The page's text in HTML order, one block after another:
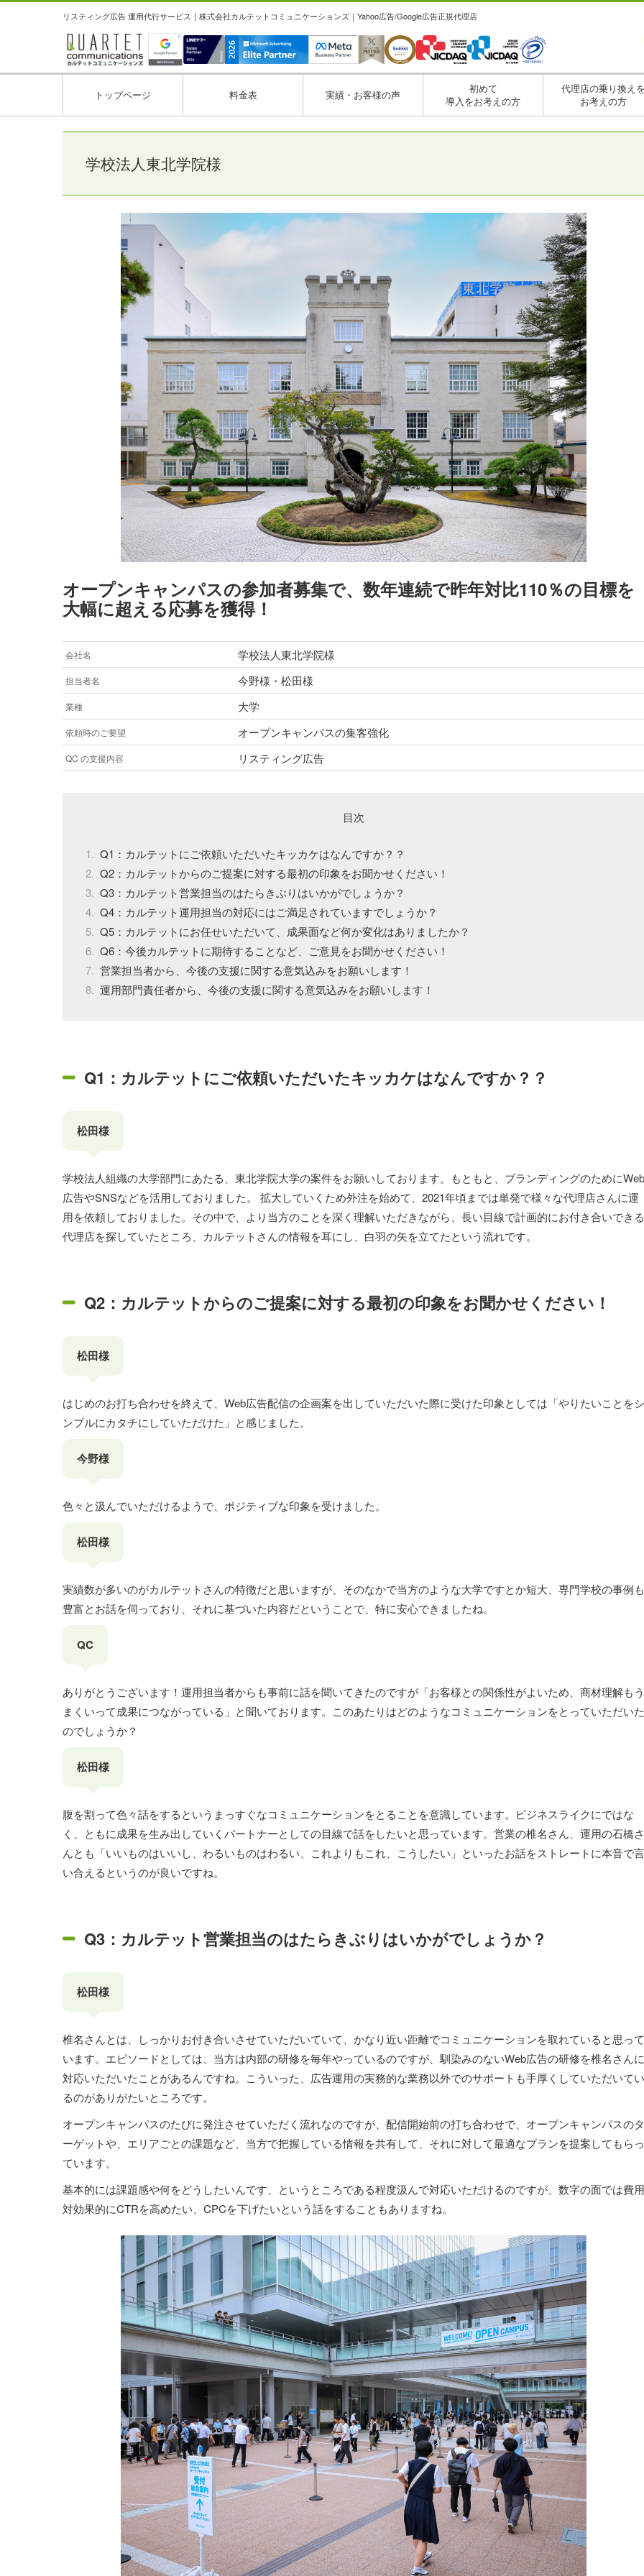
リスティング広告 運用代行サービス｜株式会社カルテットコミュニケーションズ｜Yahoo広告/Google広告正規代理店
トップページ 料金表 実績・お客様の声
初めて
導入をお考えの方
代理店の乗り換え
お考えの方
学校法人東北学院様
オープンキャンパスの参加者募集で、数年連続で昨年対比110％の目標を
大幅に超える応募を獲得！
会社名 学校法人東北学院様
担当者名 今野様・松田様
業種 大学
依頼時のご要望 オープンキャンパスの集客強化
QC の支援内容 リスティング広告
目次
Q1：カルテットにご依頼いただいたキッカケはなんですか？？
Q2：カルテットからのご提案に対する最初の印象をお聞かせください！
Q3：カルテット営業担当のはたらきぶりはいかがでしょうか？
Q4：カルテット運用担当の対応にはご満足されていますでしょうか？
Q5：カルテットにお任せいただいて、成果面など何か変化はありましたか？
Q6：今後カルテットに期待することなど、ご意見をお聞かせください！
営業担当者から、今後の支援に関する意気込みをお願いします！
運用部門責任者から、今後の支援に関する意気込みをお願いします！
Q1：カルテットにご依頼いただいたキッカケはなんですか？？
松田様
学校法人組織の大学部門にあたる、東北学院大学の案件をお願いしております。もともと、ブランディングのためにWeb
広告やSNSなどを活用しておりました。 拡大していくため外注を始めて、2021年頃までは単発で様々な代理店さんに運
用を依頼しておりました。その中で、より当方のことを深く理解いただきながら、長い目線で計画的にお付き合いできる
代理店を探していたところ、カルテットさんの情報を耳にし、白羽の矢を立てたという流れです。
Q2：カルテットからのご提案に対する最初の印象をお聞かせください！
松田様
はじめのお打ち合わせを終えて、Web広告配信の企画案を出していただいた際に受けた印象としては「やりたいことをシ
ンプルにカタチにしていただけた」と感じました。
今野様
色々と汲んでいただけるようで、ポジティブな印象を受けました。
松田様
実績数が多いのがカルテットさんの特徴だと思いますが、そのなかで当方のような大学ですとか短大、専門学校の事例も
豊富とお話を伺っており、それに基づいた内容だということで、特に安心できましたね。
QC
ありがとうございます！運用担当者からも事前に話を聞いてきたのですが「お客様との関係性がよいため、商材理解もう
まくいって成果につながっている」と聞いております。このあたりはどのようなコミュニケーションをとっていただいた
のでしょうか？
松田様
腹を割って色々話をするというまっすぐなコミュニケーションをとることを意識しています。ビジネスライクにではな
く、ともに成果を生み出していくパートナーとしての目線で話をしたいと思っています。営業の椎名さん、運用の石橋さ
んとも「いいものはいいし、わるいものはわるい、これよりもこれ、こうしたい」といったお話をストレートに本音で言
い合えるというのが良いですね。
Q3：カルテット営業担当のはたらきぶりはいかがでしょうか？
松田様
椎名さんとは、しっかりお付き合いさせていただいていて、かなり近い距離でコミュニケーションを取れていると思って
います。エピソードとしては、当方は内部の研修を毎年やっているのですが、馴染みのないWeb広告の研修を椎名さんに
対応いただいたことがあるんですね。こういった、広告運用の実務的な業務以外でのサポートも手厚くしていただいてい
るのがありがたいところです。
オープンキャンパスのたびに発注させていただく流れなのですが、配信開始前の打ち合わせで、オープンキャンパスのタ
ーゲットや、エリアごとの課題など、当方で把握している情報を共有して、それに対して最適なプランを提案してもらっ
ています。
基本的には課題感や何をどうしたいんです、というところである程度汲んで対応いただけるのですが、数字の面では費用
対効果的にCTRを高めたい、CPCを下げたいという話をすることもありますね。